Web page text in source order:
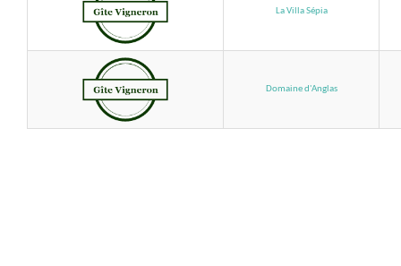
La Villa Sépia
Domaine d'Anglas